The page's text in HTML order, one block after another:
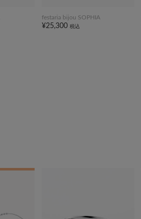
festaria bijou SOPHIA
¥25,300 税込